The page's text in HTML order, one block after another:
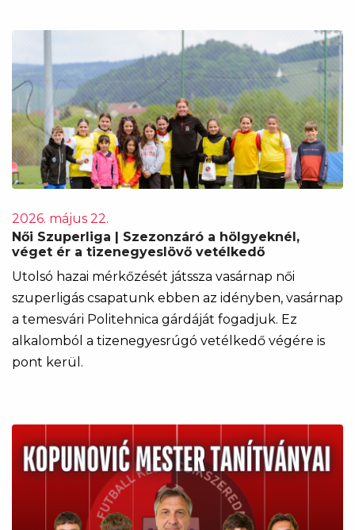
2026. május 22.
Női Szuperliga | Szezonzáró a hölgyeknél,
véget ér a tizenegyeslövő vetélkedő
Utolsó hazai mérkőzését játssza vasárnap női
szuperligás csapatunk ebben az idényben, vasárnap
a temesvári Politehnica gárdáját fogadjuk. Ez
alkalomból a tizenegyesrúgó vetélkedő végére is
pont kerül.